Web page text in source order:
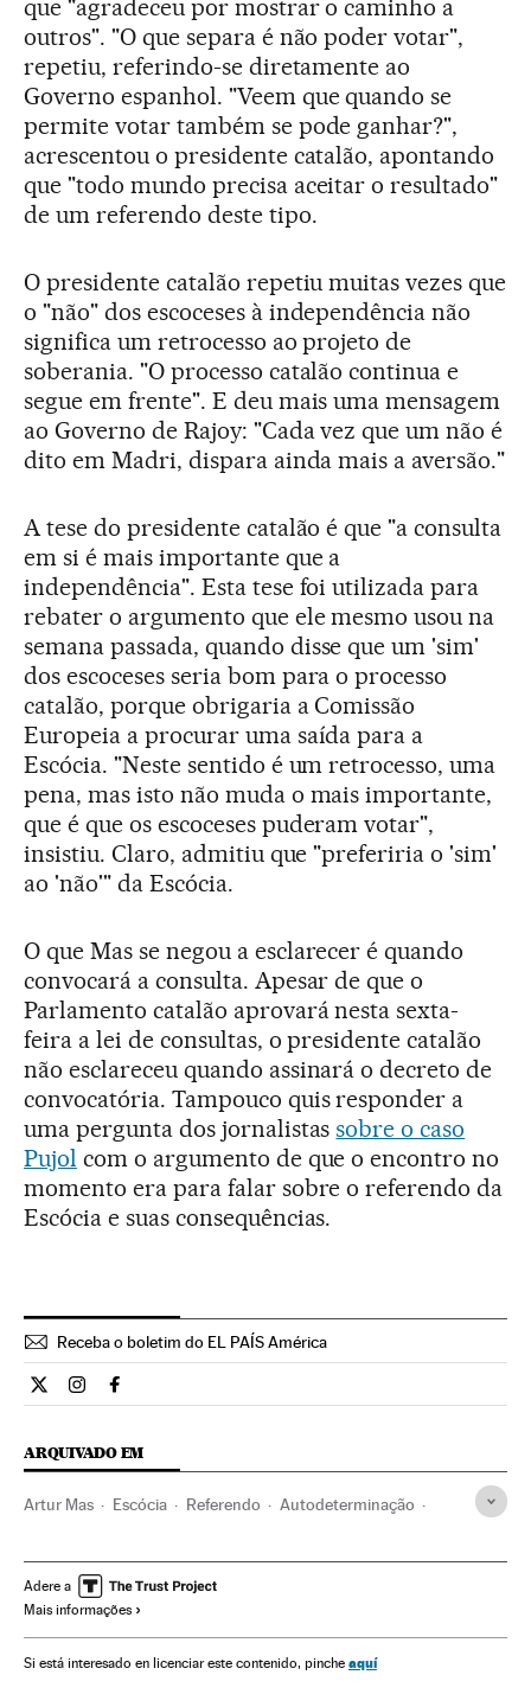
que "agradeceu por mostrar o caminho a
outros". "O que separa é não poder votar",
repetiu, referindo-se diretamente ao
Governo espanhol. "Veem que quando se
permite votar também se pode ganhar?",
acrescentou o presidente catalão, apontando
que "todo mundo precisa aceitar o resultado"
de um referendo deste tipo.
O presidente catalão repetiu muitas vezes que
o "não" dos escoceses à independência não
significa um retrocesso ao projeto de
soberania. "O processo catalão continua e
segue em frente". E deu mais uma mensagem
ao Governo de Rajoy: "Cada vez que um não é
dito em Madri, dispara ainda mais a aversão."
A tese do presidente catalão é que "a consulta
em si é mais importante que a
independência". Esta tese foi utilizada para
rebater o argumento que ele mesmo usou na
semana passada, quando disse que um 'sim'
dos escoceses seria bom para o processo
catalão, porque obrigaria a Comissão
Europeia a procurar uma saída para a
Escócia. "Neste sentido é um retrocesso, uma
pena, mas isto não muda o mais importante,
que é que os escoceses puderam votar",
insistiu. Claro, admitiu que "preferiria o 'sim'
ao 'não'" da Escócia.
O que Mas se negou a esclarecer é quando
convocará a consulta. Apesar de que o
Parlamento catalão aprovará nesta sexta-
feira a lei de consultas, o presidente catalão
não esclareceu quando assinará o decreto de
convocatória. Tampouco quis responder a
uma pergunta dos jornalistassobre o caso
Pujol com o argumento de que o encontro no
momento era para falar sobre o referendo da
Escócia e suas consequências.
Receba o boletim do EL PAÍS América
Internacional El País Brasil en Twitter
Internacional El País Brasil en Instagram
Internacional El País Brasil en Facebook
ARQUIVADO EM
Artur Mas Escócia Referendo Autodeterminação
Eleições Conflitos políticos
Administração pública
Adere a
Mais informações
Si está interesado en licenciar este contenido, pinche aquí